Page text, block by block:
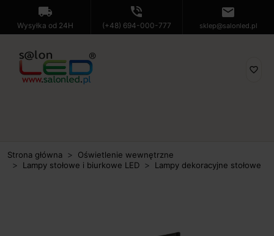
local_shipping
Wysyłka od 24H
phone_in_talk
(+48) 694-000-777
mail
sklep@salonled.pl
favorite_border
Strona główna
Oświetlenie wewnętrzne
Lampy stołowe i biurkowe LED
Lampy dekoracyjne stołowe